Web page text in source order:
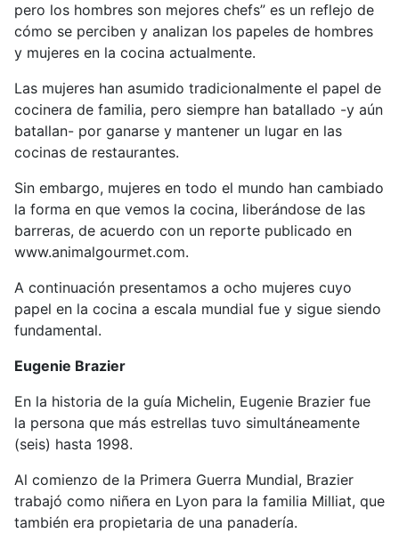
pero los hombres son mejores chefs” es un reflejo de
cómo se perciben y analizan los papeles de hombres
y mujeres en la cocina actualmente.
Las mujeres han asumido tradicionalmente el papel de
cocinera de familia, pero siempre han batallado -y aún
batallan- por ganarse y mantener un lugar en las
cocinas de restaurantes.
Sin embargo, mujeres en todo el mundo han cambiado
la forma en que vemos la cocina, liberándose de las
barreras, de acuerdo con un reporte publicado en
www.animalgourmet.com.
A continuación presentamos a ocho mujeres cuyo
papel en la cocina a escala mundial fue y sigue siendo
fundamental.
Eugenie Brazier
En la historia de la guía Michelin, Eugenie Brazier fue
la persona que más estrellas tuvo simultáneamente
(seis) hasta 1998.
Al comienzo de la Primera Guerra Mundial, Brazier
trabajó como niñera en Lyon para la familia Milliat, que
también era propietaria de una panadería.